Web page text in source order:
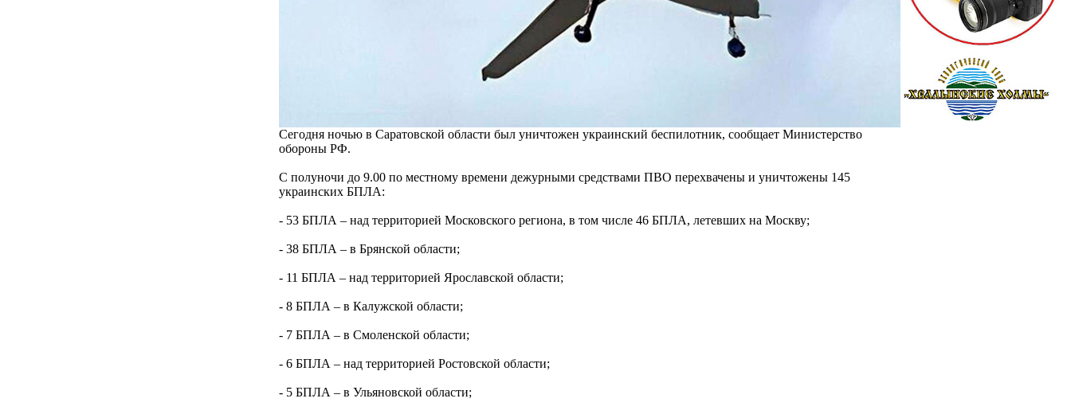
Сегодня ночью в Саратовской области был уничтожен украинский беспилотник, сообщает Министерство
обороны РФ.
С полуночи до 9.00 по местному времени дежурными средствами ПВО перехвачены и уничтожены 145
украинских БПЛА:
- 53 БПЛА – над территорией Московского региона, в том числе 46 БПЛА, летевших на Москву;
- 38 БПЛА – в Брянской области;
- 11 БПЛА – над территорией Ярославской области;
- 8 БПЛА – в Калужской области;
- 7 БПЛА – в Смоленской области;
- 6 БПЛА – над территорией Ростовской области;
- 5 БПЛА – в Ульяновской области;